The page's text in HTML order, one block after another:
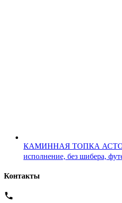
КАМИННАЯ ТОПКА АСТОВ
исполнение, без шибера,
Контакты